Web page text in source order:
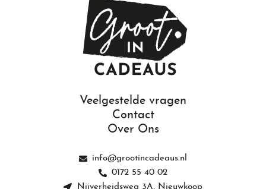
Veelgestelde vragen
Contact
Over Ons
info@grootincadeaus.nl
0172 55 40 02
Nijverheidsweg 3A, Nieuwkoop